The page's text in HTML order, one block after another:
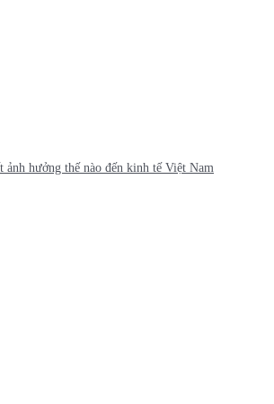
ảnh hưởng thế nào đến kinh tế Việt Nam